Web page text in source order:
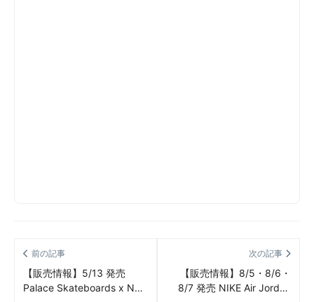
前の記事
【販売情報】5/13 発売
Palace Skateboards x New
次の記事
【販売情報】8/5・8/6・
8/7 発売 NIKE Air Jordan